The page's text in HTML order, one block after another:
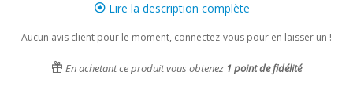
Lire la description complète
Aucun avis client pour le moment, connectez-vous pour en laisser un !
En achetant ce produit vous obtenez 1 point de fidélité